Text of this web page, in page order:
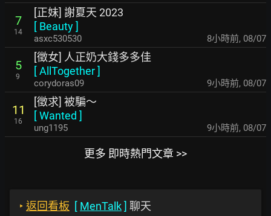
7
14
[正妹] 謝夏天 2023
[ Beauty]
asxc530530 8小時前, 08/07
5
9
[徵女] 人正奶大錢多多佳
[AllTogether]
corydoras09 9小時前, 08/07
11
16
[徵求] 被騙～
[Wanted ]
ung1195 9小時前, 08/07
更多 即時熱門文章 >>
‣ 返回看板 [ MenTalk] 聊天